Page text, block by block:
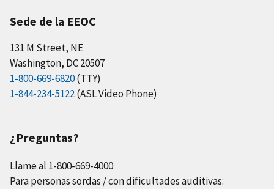
Sede de la EEOC
131 M Street, NE
Washington, DC 20507
1-800-669-6820(TTY)
1-844-234-5122(ASL Video Phone)
¿Preguntas?
Llame al 1-800-669-4000
Para personas sordas / con dificultades auditivas: